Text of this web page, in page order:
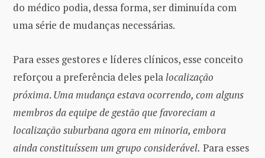
do médico podia, dessa forma, ser diminuída com
uma série de mudanças necessárias.
Para esses gestores e líderes clínicos, esse conceito
reforçou a preferência deles pelalocalização
próxima. Uma mudança estava ocorrendo, com alguns
membros da equipe de gestão que favoreciam a
localização suburbana agora em minoria, embora
ainda constituíssem um grupo considerável. Para esses